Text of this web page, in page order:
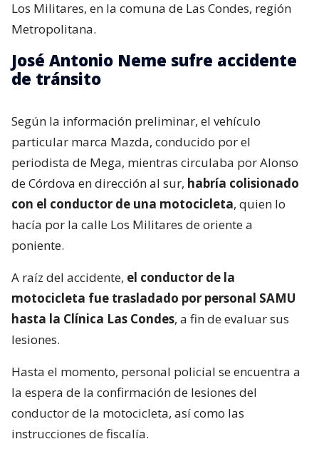
Los Militares, en la comuna de Las Condes, región
Metropolitana.
José Antonio Neme sufre accidente
de tránsito
Según la información preliminar, el vehículo
particular marca Mazda, conducido por el
periodista de Mega, mientras circulaba por Alonso
de Córdova en dirección al sur, habría colisionado
con el conductor de una motocicleta, quien lo
hacía por la calle Los Militares de oriente a
poniente.
A raíz del accidente, el conductor de la
motocicleta fue trasladado por personal SAMU
hasta la Clínica Las Condes, a fin de evaluar sus
lesiones.
Hasta el momento, personal policial se encuentra a
la espera de la confirmación de lesiones del
conductor de la motocicleta, así como las
instrucciones de fiscalía.